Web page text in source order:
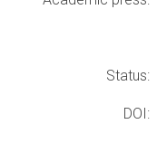
Status:
DOI: